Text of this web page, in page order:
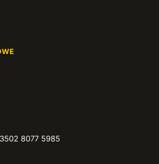
8077 5985